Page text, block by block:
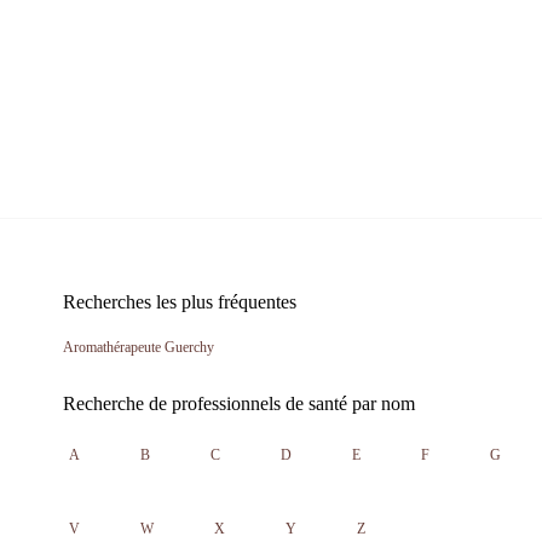
Recherches les plus fréquentes
Aromathérapeute Guerchy
Recherche de professionnels de santé par nom
A B C D E F G
V W X Y Z